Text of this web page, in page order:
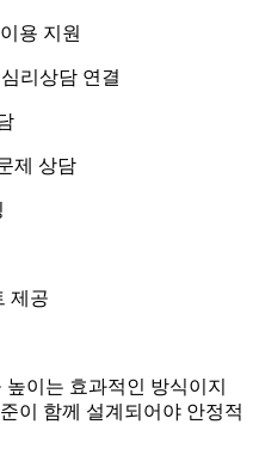
용 지원
리상담 연결
제 상담
제공
이는 효과적인 방식이지
이 함께 설계되어야 안정적